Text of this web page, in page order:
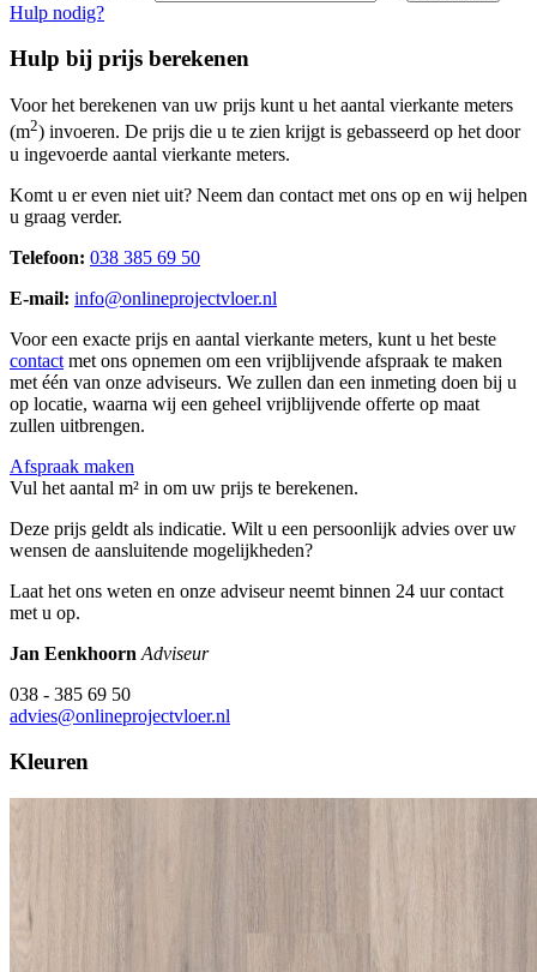
Hulp nodig?
Hulp bij prijs berekenen
Voor het berekenen van uw prijs kunt u het aantal vierkante meters
(m2) invoeren. De prijs die u te zien krijgt is gebasseerd op het door
u ingevoerde aantal vierkante meters.
Komt u er even niet uit? Neem dan contact met ons op en wij helpen
u graag verder.
Telefoon: 038 385 69 50
E-mail: info@onlineprojectvloer.nl
Voor een exacte prijs en aantal vierkante meters, kunt u het beste
contact met ons opnemen om een vrijblijvende afspraak te maken
met één van onze adviseurs. We zullen dan een inmeting doen bij u
op locatie, waarna wij een geheel vrijblijvende offerte op maat
zullen uitbrengen.
Afspraak maken
Vul het aantal m² in om uw prijs te berekenen.
Deze prijs geldt als indicatie. Wilt u een persoonlijk advies over uw
wensen de aansluitende mogelijkheden?
Laat het ons weten en onze adviseur neemt binnen 24 uur contact
met u op.
Jan Eenkhoorn Adviseur
038 - 385 69 50
advies@onlineprojectvloer.nl
Kleuren